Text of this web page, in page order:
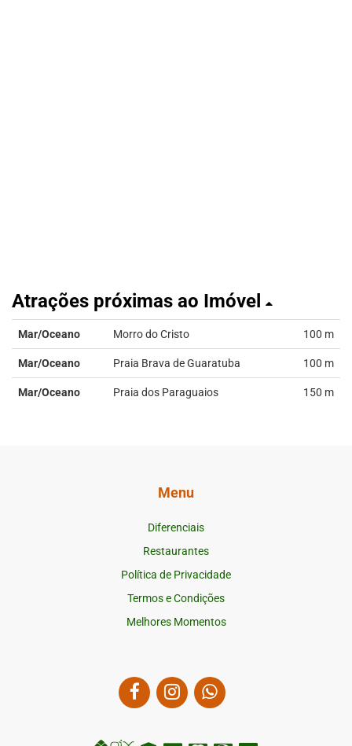
Atrações próximas ao Imóvel
Mar/Oceano Morro do Cristo 100 m
Mar/Oceano Praia Brava de Guaratuba 100 m
Mar/Oceano Praia dos Paraguaios 150 m
Menu
Diferenciais
Restaurantes
Política de Privacidade
Termos e Condições
Melhores Momentos